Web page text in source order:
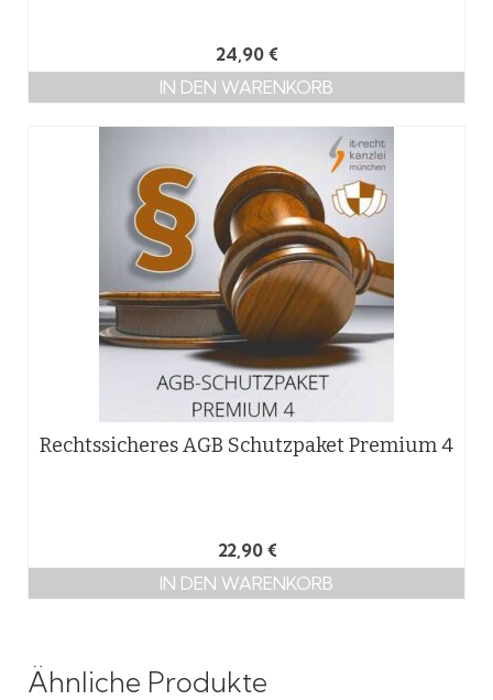
24,90 €
IN DEN WARENKORB
Rechtssicheres AGB Schutzpaket Premium 4
22,90 €
IN DEN WARENKORB
Ähnliche Produkte